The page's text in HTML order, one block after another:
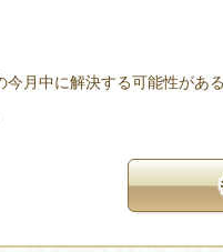
月中に解決する可能性があ